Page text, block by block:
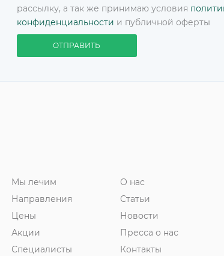
рассылку, а так же принимаю условия
конфиденциальности и публичной оферты
ОТПРАВИТЬ
Мы лечим
Направления
Цены
Акции
Специалисты
О нас
Статьи
Новости
Пресса о нас
Контакты